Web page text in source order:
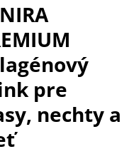
pre
nechty a